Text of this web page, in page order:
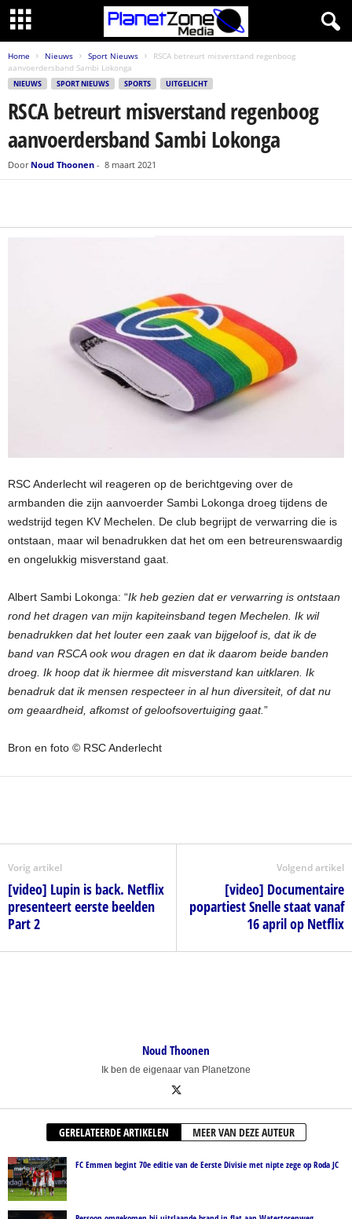
Home Nieuws Sport Nieuws
RSCA betreurt misverstand regenboog
aanvoerdersband Sambi Lokonga
NIEUWS SPORT NIEUWS SPORTS UITGELICHT
RSCA betreurt misverstand regenboog
aanvoerdersband Sambi Lokonga
Door Noud Thoonen - 8 maart 2021
RSC Anderlecht wil reageren op de berichtgeving over de
armbanden die zijn aanvoerder Sambi Lokonga droeg tijdens de
wedstrijd tegen KV Mechelen. De club begrijpt de verwarring die is
ontstaan, maar wil benadrukken dat het om een betreurenswaardig
en ongelukkig misverstand gaat.
Albert Sambi Lokonga: “Ik heb gezien dat er verwarring is ontstaan
rond het dragen van mijn kapiteinsband tegen Mechelen. Ik wil
benadrukken dat het louter een zaak van bijgeloof is, dat ik de
band van RSCA ook wou dragen en dat ik daarom beide banden
droeg. Ik hoop dat ik hiermee dit misverstand kan uitklaren. Ik
benadruk dat ik mensen respecteer in al hun diversiteit, of dat nu
om geaardheid, afkomst of geloofsovertuiging gaat.”
Bron en foto © RSC Anderlecht
Vorig artikel
[video] Lupin is back. Netflix
presenteert eerste beelden
Part 2
Volgend artikel
[video] Documentaire
popartiest Snelle staat vanaf
16 april op Netflix
Noud Thoonen
Ik ben de eigenaar van Planetzone
GERELATEERDE ARTIKELEN MEER VAN DEZE AUTEUR
FC Emmen begint 70e editie van de Eerste Divisie met nipte zege op Roda JC